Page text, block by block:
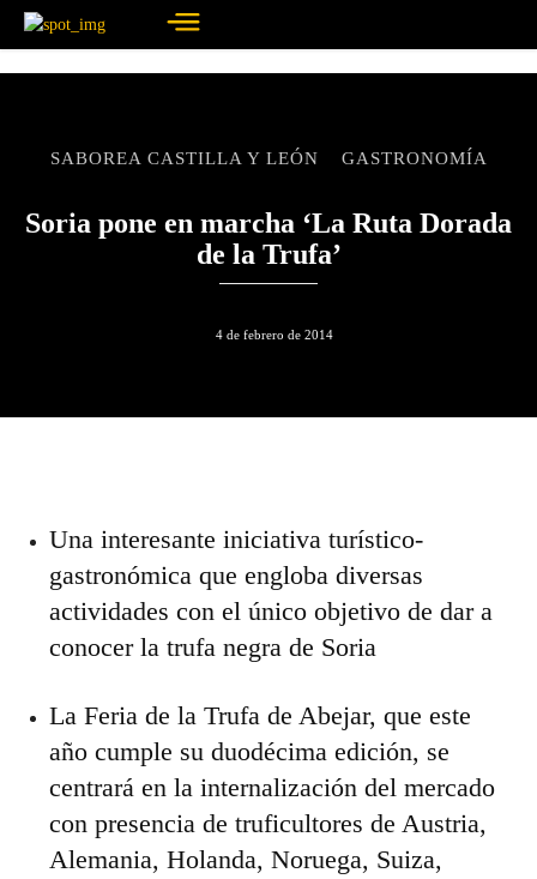
SABOREA CASTILLA Y LEÓN GASTRONOMÍA
Soria pone en marcha ‘La Ruta Dorada
de la Trufa’
4 de febrero de 2014
Una interesante iniciativa turístico-
gastronómica que engloba diversas
actividades con el único objetivo de dar a
conocer la trufa negra de Soria
La Feria de la Trufa de Abejar, que este
año cumple su duodécima edición, se
centrará en la internalización del mercado
con presencia de truficultores de Austria,
Alemania, Holanda, Noruega, Suiza,